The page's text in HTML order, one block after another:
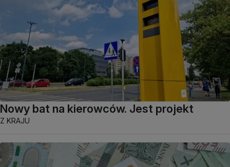
Nowy bat na kierowców. Jest projekt
Z KRAJU